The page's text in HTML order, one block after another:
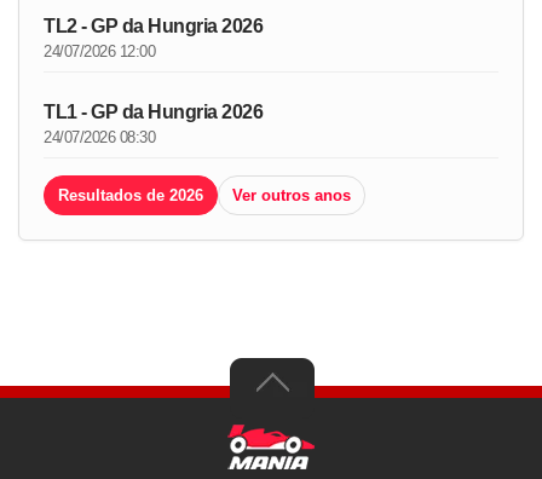
TL2 - GP da Hungria 2026
24/07/2026 12:00
TL1 - GP da Hungria 2026
24/07/2026 08:30
Resultados de 2026 Ver outros anos